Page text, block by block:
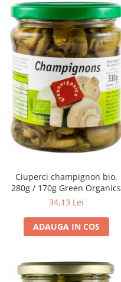
Ciuperci champignon bio,
280g / 170g Green Organics
34,13 Lei
ADAUGA IN COS